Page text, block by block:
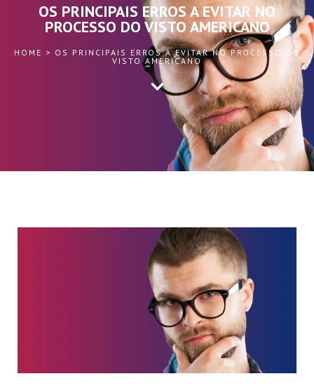
OS PRINCIPAIS ERROS A EVITAR NO
PROCESSO DO VISTO AMERICANO
HOME > OS PRINCIPAIS ERROS A EVITAR NO PROCESSO DO
VISTO AMERICANO